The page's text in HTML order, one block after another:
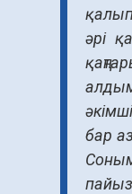
әрі
бар